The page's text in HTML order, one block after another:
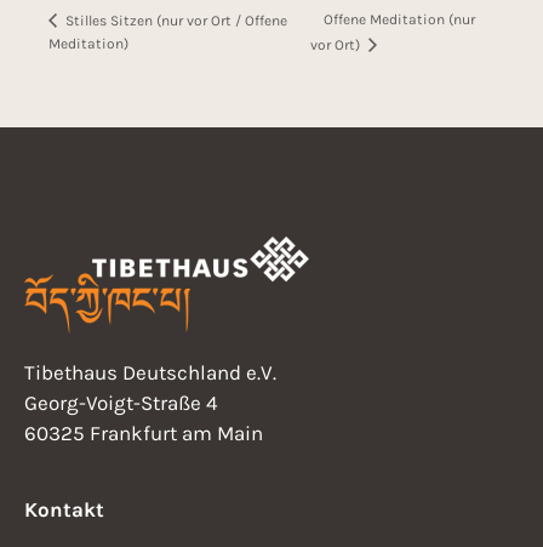
Stilles Sitzen (nur vor Ort / Offene
Meditation)
Offene Meditation (nur
vor Ort)
Tibethaus Deutschland e.V.
Georg-Voigt-Straße 4
60325 Frankfurt am Main
Kontakt